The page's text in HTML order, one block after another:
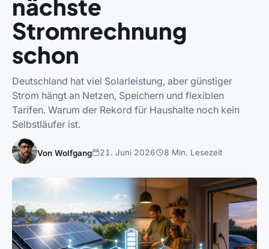
nächste
Stromrechnung
schon
Deutschland hat viel Solarleistung, aber günstiger
Strom hängt an Netzen, Speichern und flexiblen
Tarifen. Warum der Rekord für Haushalte noch kein
Selbstläufer ist.
Von Wolfgang 21. Juni 2026 8 Min. Lesezeit